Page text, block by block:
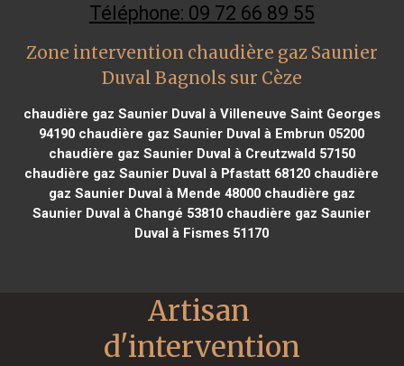
Téléphone: 09 72 66 89 55
Zone intervention chaudière gaz Saunier
Duval Bagnols sur Cèze
chaudière gaz Saunier Duval à Villeneuve Saint Georges
94190 chaudière gaz Saunier Duval à Embrun 05200
chaudière gaz Saunier Duval à Creutzwald 57150
chaudière gaz Saunier Duval à Pfastatt 68120 chaudière
gaz Saunier Duval à Mende 48000chaudière gaz
Saunier Duval à Changé 53810 chaudière gaz Saunier
Duval à Fismes 51170
Artisan
d'intervention